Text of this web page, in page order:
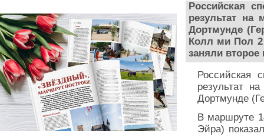
Российская
результат на
Дортмунде
Колл ми Пол 2
заняли второе
Российская
результат
Дортмунде
В маршруте
Эйра)